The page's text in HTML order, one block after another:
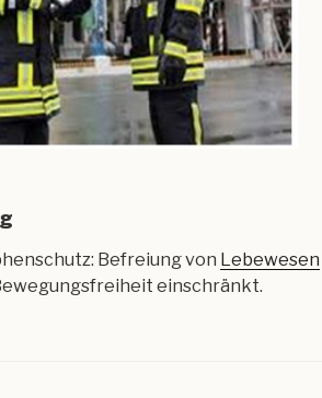
Befreiung von Lebewesen
einschränkt.